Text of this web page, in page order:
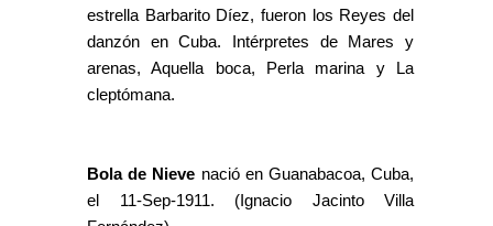
estrella Barbarito Díez, fueron los Reyes del
danzón en Cuba. Intérpretes de Mares y
arenas, Aquella boca, Perla marina y La
cleptómana.
Bola de Nieve nació en Guanabacoa, Cuba,
el 11-Sep-1911. (Ignacio Jacinto Villa